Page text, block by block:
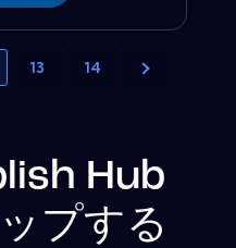
13 14
Hub
プする